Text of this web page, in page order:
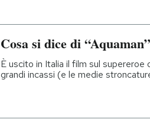
Cosa si dice di “Aquaman”
È uscito in Italia il film sul
grandi incassi (e le medie